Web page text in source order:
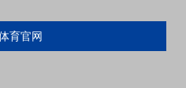
育官网